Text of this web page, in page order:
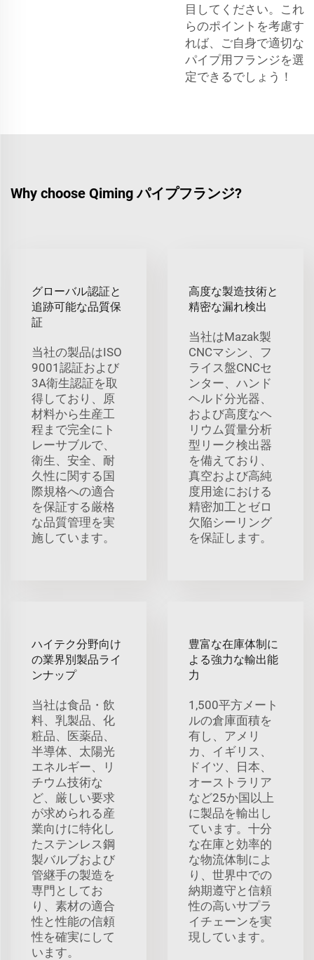
目してください。これ
らのポイントを考慮す
れば、ご自身で適切な
パイプ用フランジを選
定できるでしょう！
Why choose Qiming パイプフランジ?
グローバル認証と
追跡可能な品質保
証
当社の製品はISO
9001認証および
3A衛生認証を取
得しており、原
材料から生産工
程まで完全にト
レーサブルで、
衛生、安全、耐
久性に関する国
際規格への適合
を保証する厳格
な品質管理を実
施しています。
高度な製造技術と
精密な漏れ検出
当社はMazak製
CNCマシン、フ
ライス盤CNCセ
ンター、ハンド
ヘルド分光器、
および高度なヘ
リウム質量分析
型リーク検出器
を備えており、
真空および高純
度用途における
精密加工とゼロ
欠陥シーリング
を保証します。
ハイテク分野向け
の業界別製品ライ
ンナップ
当社は食品・飲
料、乳製品、化
粧品、医薬品、
半導体、太陽光
エネルギー、リ
チウム技術な
ど、厳しい要求
が求められる産
業向けに特化し
たステンレス鋼
製バルブおよび
管継手の製造を
専門としてお
り、素材の適合
性と性能の信頼
性を確実にして
います。
豊富な在庫体制に
よる強力な輸出能
力
1,500平方メート
ルの倉庫面積を
有し、アメリ
カ、イギリス、
ドイツ、日本、
オーストラリア
など25か国以上
に製品を輸出し
ています。十分
な在庫と効率的
な物流体制によ
り、世界中での
納期遵守と信頼
性の高いサプラ
イチェーンを実
現しています。